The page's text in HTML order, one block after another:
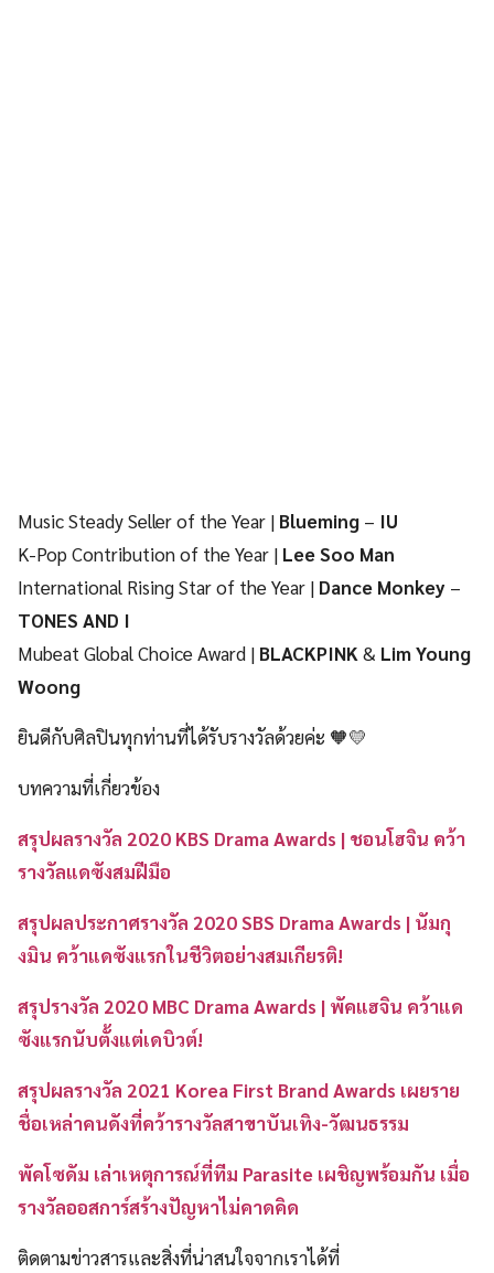
Music Steady Seller of the Year | Blueming – IU
K-Pop Contribution of the Year | Lee Soo Man
International Rising Star of the Year | Dance Monkey –
TONES AND I
Mubeat Global Choice Award | BLACKPINK & Lim Young
Woong
ยินดีกับศิลปินทุกท่านที่ได้รับรางวัลด้วยค่ะ 🧡💛
บทความที่เกี่ยวข้อง
สรุปผลรางวัล 2020 KBS Drama Awards | ชอนโฮจิน คว้า
รางวัลแดซังสมฝีมือ
สรุปผลประกาศรางวัล 2020 SBS Drama Awards | นัมกุ
งมิน คว้าแดซังแรกในชีวิตอย่างสมเกียรติ!
สรุปรางวัล 2020 MBC Drama Awards | พัคแฮจิน คว้าแด
ซังแรกนับตั้งแต่เดบิวต์!
สรุปผลรางวัล 2021 Korea First Brand Awards เผยราย
ชื่อเหล่าคนดังที่คว้ารางวัลสาขาบันเทิง-วัฒนธรรม
พัคโซดัม เล่าเหตุการณ์ที่ทีม Parasite เผชิญพร้อมกัน เมื่อ
รางวัลออสการ์สร้างปัญหาไม่คาดคิด
ติดตามข่าวสารและสิ่งที่น่าสนใจจากเราได้ที่